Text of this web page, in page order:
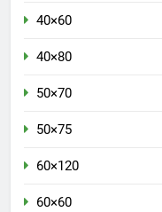
40×60
40×80
50×70
50×75
60×120
60×60